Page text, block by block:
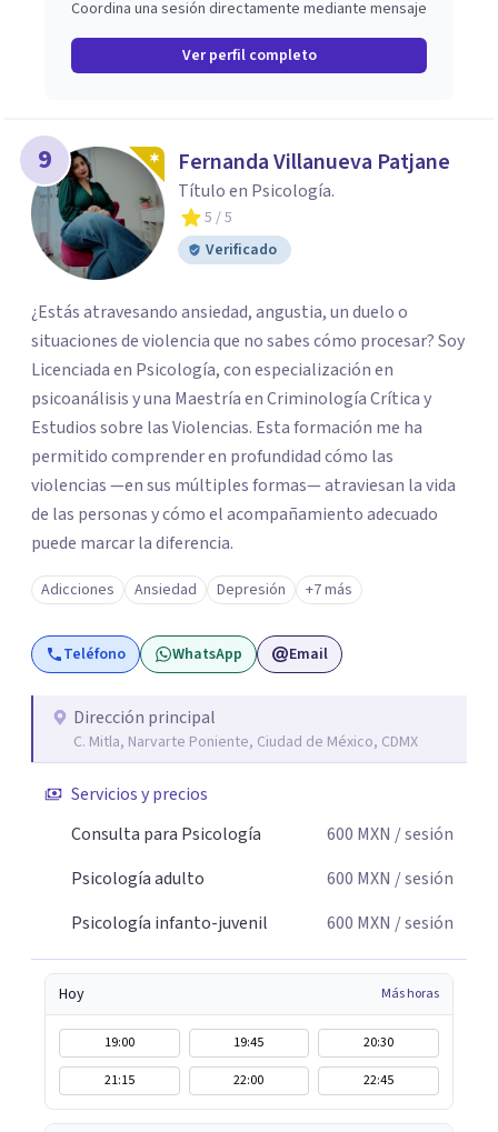
Coordina una sesión directamente mediante mensaje
Ver perfil completo
9 Fernanda Villanueva Patjane
Título en Psicología.
5 / 5
Verificado
¿Estás atravesando ansiedad, angustia, un duelo o
situaciones de violencia que no sabes cómo procesar? Soy
Licenciada en Psicología, con especialización en
psicoanálisis y una Maestría en Criminología Crítica y
Estudios sobre las Violencias. Esta formación me ha
permitido comprender en profundidad cómo las
violencias —en sus múltiples formas— atraviesan la vida
de las personas y cómo el acompañamiento adecuado
puede marcar la diferencia.
Adicciones Ansiedad Depresión +7 más
Teléfono WhatsApp Email
Dirección principal
C. Mitla, Narvarte Poniente, Ciudad de México, CDMX
Servicios y precios
Consulta para Psicología
600 MXN / sesión
Psicología adulto
600 MXN / sesión
Psicología infanto-juvenil
600 MXN / sesión
Hoy Más horas
19:00 19:45
20:30
21:15
22:00 22:45